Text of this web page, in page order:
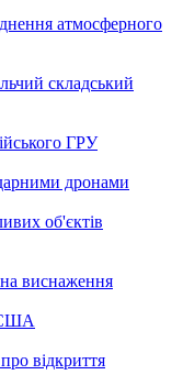
атмосферного
складський
ГРУ
дронами
об'єктів
виснаження
США
відкриття